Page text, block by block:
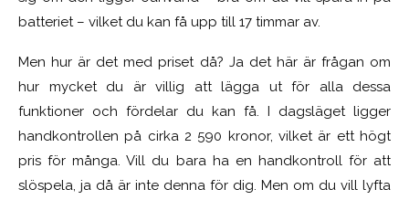
batteriet – vilket du kan få upp till 17 timmar av.
Men hur är det med priset då? Ja det här är frågan om
hur mycket du är villig att lägga ut för alla dessa
funktioner och fördelar du kan få. I dagsläget ligger
handkontrollen på cirka 2 590 kronor, vilket är ett högt
pris för många. Vill du bara ha en handkontroll för att
slöspela, ja då är inte denna för dig. Men om du vill lyfta